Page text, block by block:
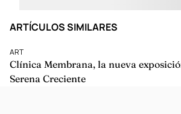
ARTÍCULOS SIMILARES
ART
Clínica Membrana, la nueva
Serena Creciente